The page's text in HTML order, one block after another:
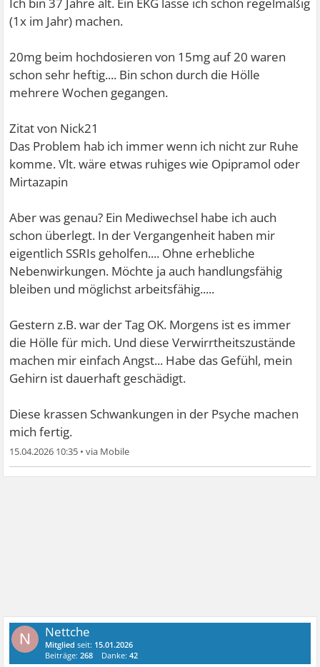
Ich bin 37 Jahre alt. Ein EKG lasse ich schon regelmäßig
(1x im Jahr) machen.
20mg beim hochdosieren von 15mg auf 20 waren
schon sehr heftig.... Bin schon durch die Hölle
mehrere Wochen gegangen.
Zitat von Nick21
Das Problem hab ich immer wenn ich nicht zur Ruhe
komme. Vlt. wäre etwas ruhiges wie Opipramol oder
Mirtazapin
Aber was genau? Ein Mediwechsel habe ich auch
schon überlegt. In der Vergangenheit haben mir
eigentlich SSRIs geholfen.... Ohne erhebliche
Nebenwirkungen. Möchte ja auch handlungsfähig
bleiben und möglichst arbeitsfähig.....
Gestern z.B. war der Tag OK. Morgens ist es immer
die Hölle für mich. Und diese Verwirrtheitszustände
machen mir einfach Angst... Habe das Gefühl, mein
Gehirn ist dauerhaft geschädigt.
Diese krassen Schwankungen in der Psyche machen
mich fertig.
15.04.2026 10:35 •
N Nettche
Mitglied seit: 15.01.2026
Beiträge:268 Danke:42